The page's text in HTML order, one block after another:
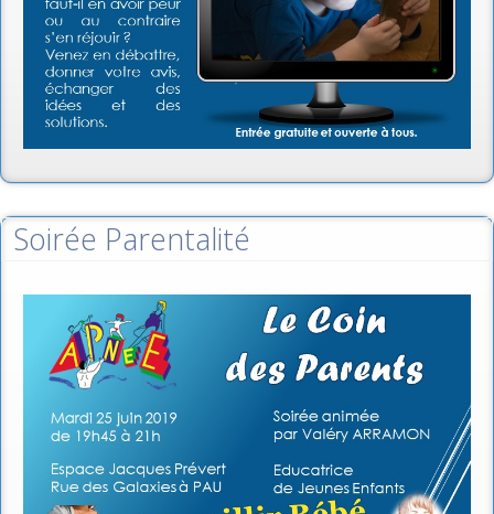
Soirée Parentalité